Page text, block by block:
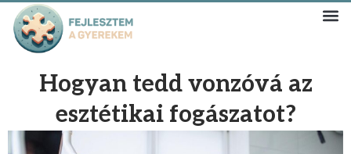
Hogyan tedd vonzóvá az
esztétikai fogászatot?